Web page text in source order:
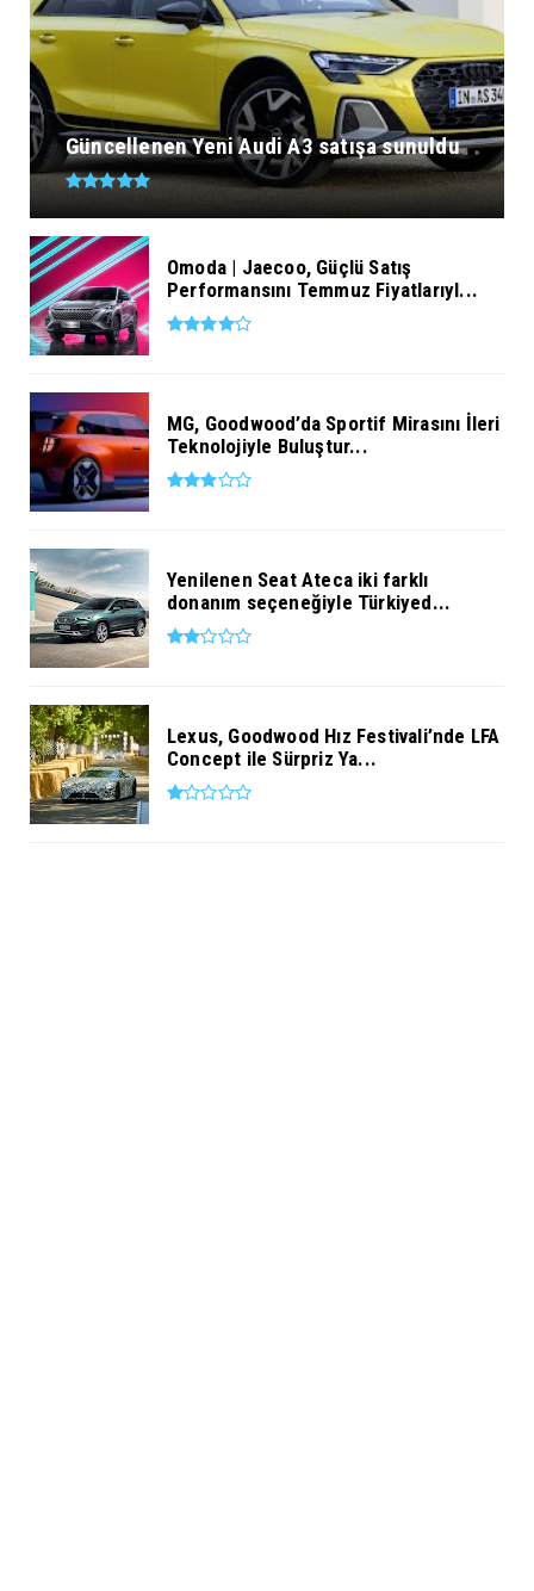
Güncellenen Yeni Audi A3 satışa sunuldu
Omoda | Jaecoo, Güçlü Satış
Performansını Temmuz Fiyatlarıyl...
MG, Goodwood’da Sportif Mirasını İleri
Teknolojiyle Buluştur...
Yenilenen Seat Ateca iki farklı
donanım seçeneğiyle Türkiyed...
Lexus, Goodwood Hız Festivali’nde LFA
Concept ile Sürpriz Ya...